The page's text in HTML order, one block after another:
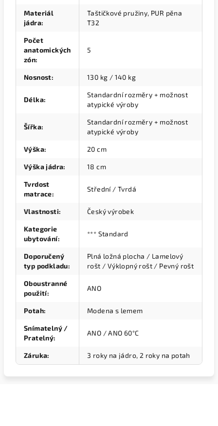
Materiál
jádra:
Taštičkové pružiny, PUR pěna
T32
Počet
anatomických
zón:
5
Nosnost: 130 kg / 140 kg
Délka:
Standardní rozměry + možnost
atypické výroby
Šířka:
Standardní rozměry + možnost
atypické výroby
Výška: 20 cm
Výška jádra: 18 cm
Tvrdost
matrace:
Střední / Tvrdá
Vlastnosti: Český výrobek
Kategorie
ubytování:
*** Standard
Doporučený
typ podkladu:
Plná ložná plocha / Lamelový
rošt / Výklopný rošt / Pevný rošt
Oboustranné
použití:
ANO
Potah: Modena s lemem
Snímatelný /
Pratelný:
ANO / ANO 60°C
Záruka: 3 roky na jádro, 2 roky na potah